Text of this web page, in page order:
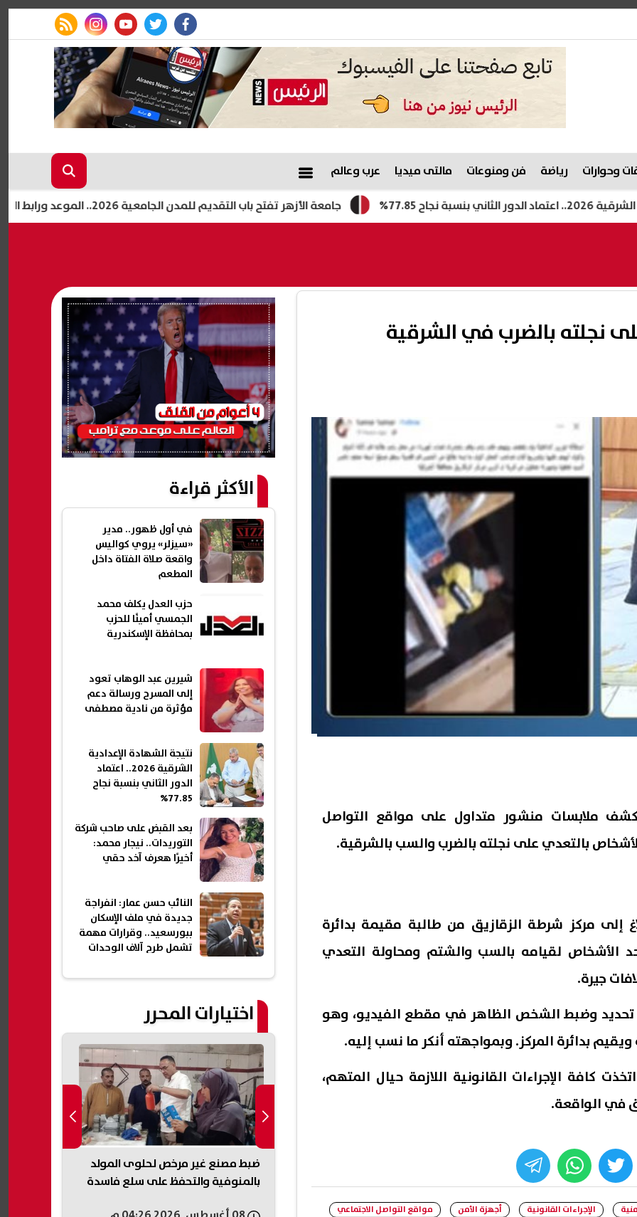
facebook
twitter
youtube
instagram
rss feed
وحوارات رياضة فن ومنوعات مالتى ميديا عرب وعالم
جامعة الأزهر تفتح باب التقديم للمدن الجامعية 2026.. الموعد ورابط التسجيل
بالضرب في الشرقية
كشف ملابسات منشور متداول على مواقع التواصل
بالتعدي على نجلته بالضرب والسب بالشرقية.
إلى مركز شرطة الزقازيق من طالبة مقيمة بدائرة
الأشخاص لقيامه بالسب والشتم ومحاولة التعدي
جيرة.
تحديد وضبط الشخص الظاهر في مقطع الفيديو، وهو
بدائرة المركز. وبمواجهته أنكر ما نسب إليه.
كافة الإجراءات القانونية اللازمة حيال المتهم،
في الواقعة.
twitter
whats
الإجراءات القانونية أجهزة الأمن مواقع التواصل الاجتماعي
الأكثر قراءة
في أول ظهور.. مدير
«سيزلر» يروي كواليس
واقعة صلاة الفتاة داخل
المطعم
حزب العدل يكلف محمد
الجمسي أمينًا للحزب
بمحافظة الإسكندرية
شيرين عبد الوهاب تعود
إلى المسرح ورسالة دعم
مؤثرة من نادية مصطفى
نتيجة الشهادة الإعدادية
الشرقية 2026.. اعتماد
الدور الثاني بنسبة نجاح
77.85%
بعد القبض على صاحب شركة
التوريدات.. نيجار محمد:
أخيرًا هعرف آخد حقي
النائب حسن عمار: انفراجة
جديدة في ملف الإسكان
ببورسعيد.. وقرارات مهمة
تشمل طرح آلاف الوحدات
اختيارات المحرر
ضبط 8 أطنان زيت مجهول المصدر
ملف الإسكان ببورسعيد.. وقرارات
مهمة تشمل طرح آلاف الوحدات
ضبط مصنع غير مرخص لحلوى المولد
بالمنوفية والتحفظ على سلع فاسدة